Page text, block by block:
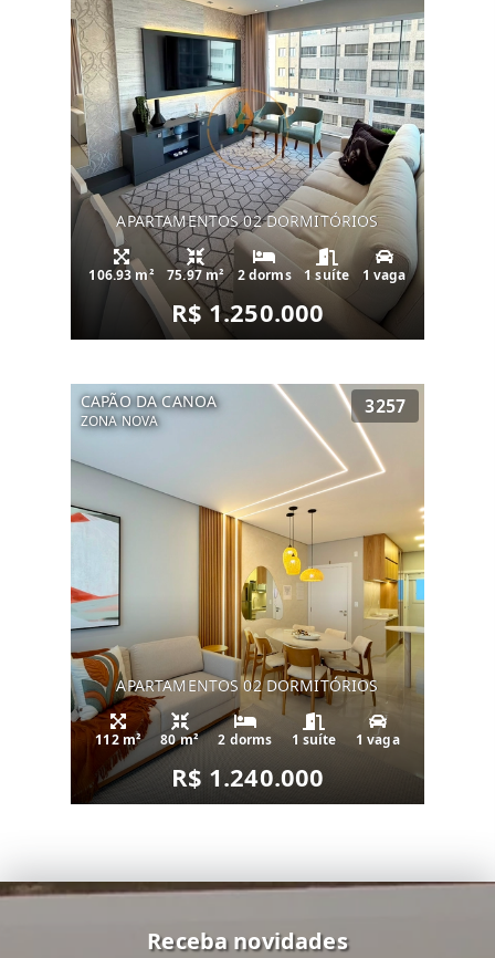
APARTAMENTOS 02 DORMITÓRIOS
106.93 m² 75.97 m² 2 dorms 1 suíte 1 vaga
R$ 1.250.000
CAPÃO DA CANOA
ZONA NOVA
3257
APARTAMENTOS 02 DORMITÓRIOS
112 m² 80 m² 2 dorms 1 suíte 1 vaga
R$ 1.240.000
Receba novidades